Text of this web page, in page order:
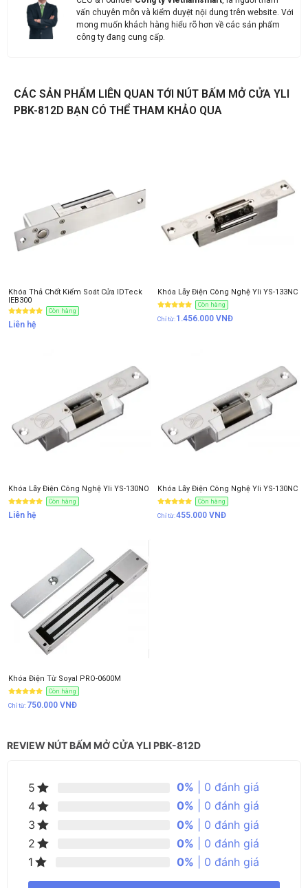
vấn chuyên môn và kiểm duyệt nội dung trên website. Với
mong muốn khách hàng hiểu rõ hơn về các sản phẩm
công ty đang cung cấp.
CÁC SẢN PHẨM LIÊN QUAN TỚI NÚT BẤM MỞ CỬA YLI
PBK-812D BẠN CÓ THỂ THAM KHẢO QUA
Khóa Thả Chốt Kiểm Soát Cửa IDTeck
IEB300
Còn hàng
Liên hệ
Khóa Lẫy Điện Công Nghệ Yli YS-133NC
Còn hàng
1.456.000 VNĐ
Khóa Lẫy Điện Công Nghệ Yli YS-130NO
Còn hàng
Liên hệ
Khóa Lẫy Điện Công Nghệ Yli YS-130NC
Còn hàng
455.000 VNĐ
Khóa Điện Từ Soyal PRO-0600M
Còn hàng
750.000 VNĐ
REVIEW NÚT BẤM MỞ CỬA YLI PBK-812D
5 0% | 0 đánh giá
4
0% | 0 đánh giá
3
0% | 0 đánh giá
2
0% | 0 đánh giá
1
0% | 0 đánh giá
Liên hệ
Thông tin nhận báo giá sản phẩm